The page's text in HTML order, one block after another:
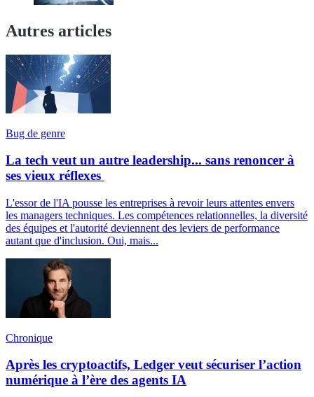
Autres articles
Bug de genre
La tech veut un autre leadership... sans renoncer à
ses vieux réflexes
L'essor de l'IA pousse les entreprises à revoir leurs attentes envers
les managers techniques. Les compétences relationnelles, la diversité
des équipes et l'autorité deviennent des leviers de performance
autant que d'inclusion. Oui, mais...
Chronique
Après les cryptoactifs, Ledger veut sécuriser l’action
numérique à l’ère des agents IA